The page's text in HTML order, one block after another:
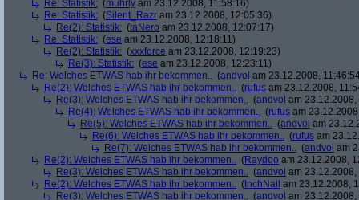
Re: Statistik: (muhrly am 23.12.2008, 11:58:16)
Re: Statistik: (Silent_Razr am 23.12.2008, 12:05:36)
Re(2): Statistik: (taNero am 23.12.2008, 12:07:17)
Re: Statistik: (ese am 23.12.2008, 12:18:11)
Re(2): Statistik: (xxxforce am 23.12.2008, 12:19:23)
Re(3): Statistik: (ese am 23.12.2008, 12:23:11)
Re: Welches ETWAS hab ihr bekommen.. (andvol am 23.12.2008,
Re(2): Welches ETWAS hab ihr bekommen.. (rufus am 23.12.2008,
Re(3): Welches ETWAS hab ihr bekommen.. (andvol am
Re(4): Welches ETWAS hab ihr bekommen.. (rufus am
Re(5): Welches ETWAS hab ihr bekommen.. (andvol am
Re(6): Welches ETWAS hab ihr bekommen.. (rufus am
Re(7): Welches ETWAS hab ihr bekommen.. (andvol am
Re(2): Welches ETWAS hab ihr bekommen.. (Raydoo am 23.12.2008,
Re(3): Welches ETWAS hab ihr bekommen.. (andvol am
Re(2): Welches ETWAS hab ihr bekommen.. ( InchNail am 23.12.2008,
Re(3): Welches ETWAS hab ihr bekommen.. (andvol am